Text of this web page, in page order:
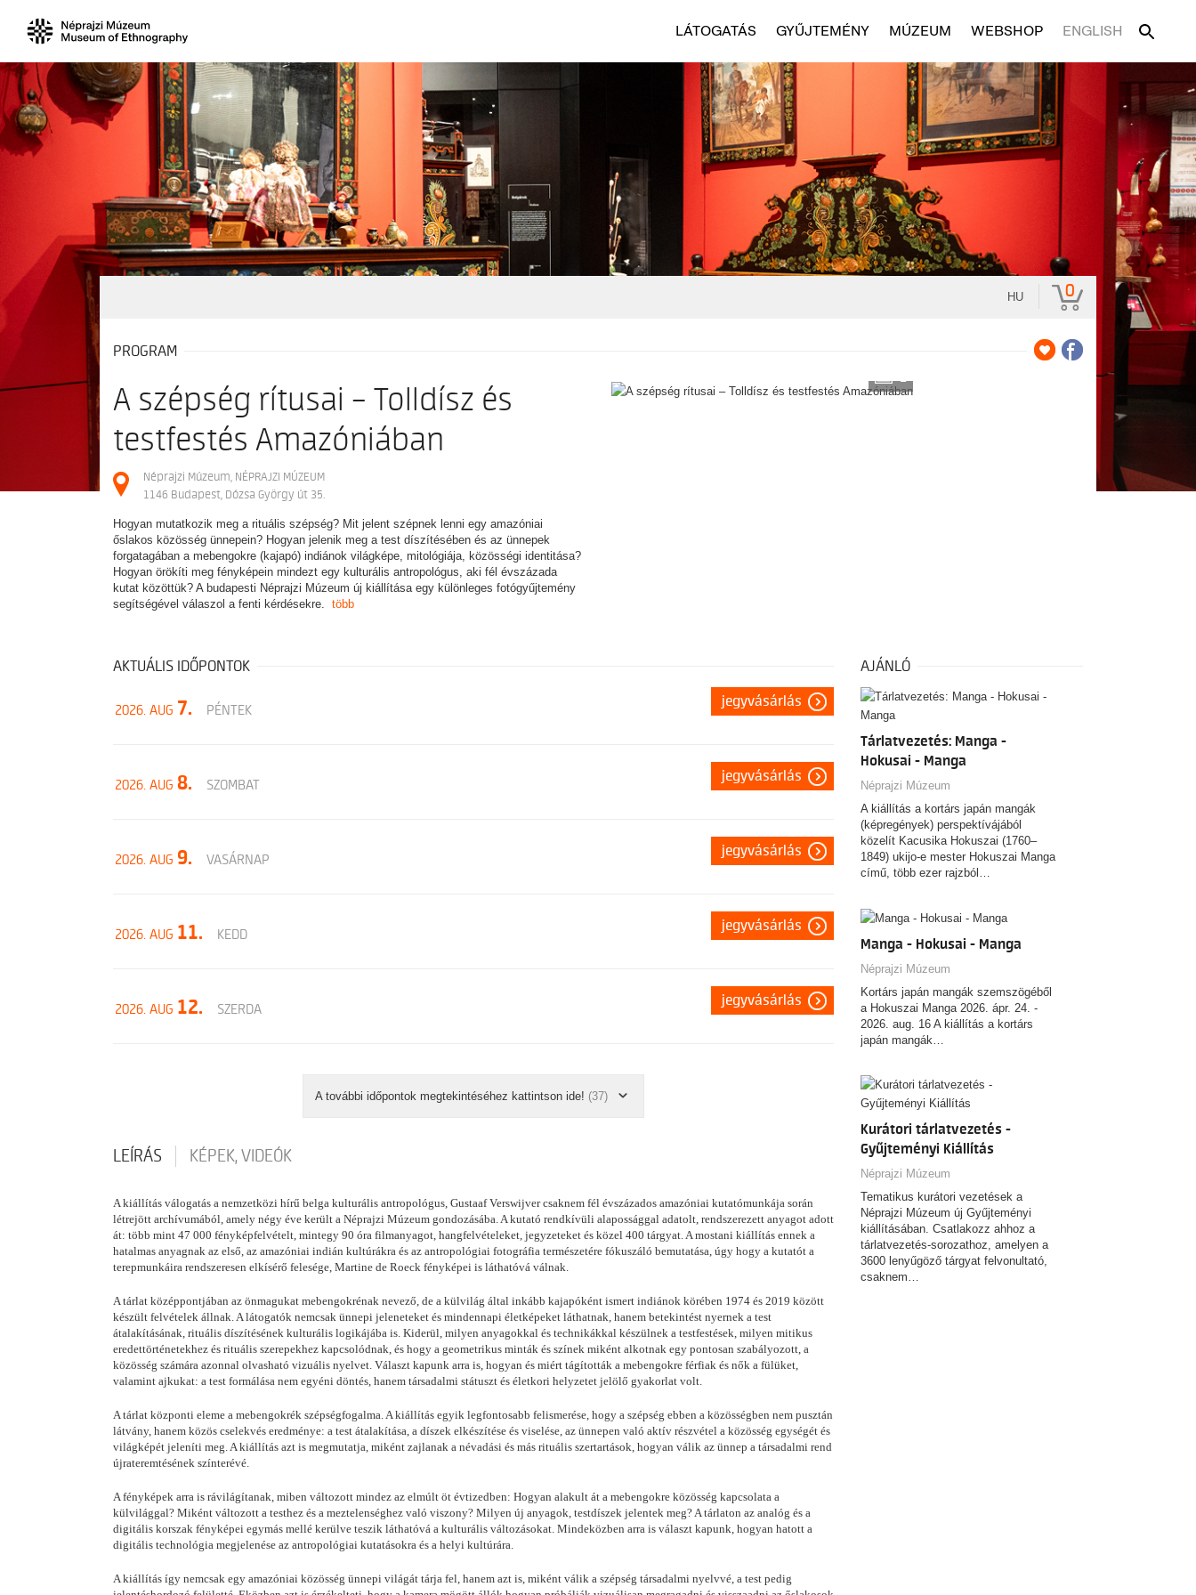
LÁTOGATÁS GYŰJTEMÉNY MÚZEUM WEBSHOP ENGLISH
HU 0
PROGRAM
2
A szépség rítusai – Tolldísz és
testfestés Amazóniában
Néprajzi Múzeum, NÉPRAJZI MÚZEUM
1146 Budapest, Dózsa György út 35.
Hogyan mutatkozik meg a rituális szépség? Mit jelent szépnek lenni egy amazóniai
őslakos közösség ünnepein? Hogyan jelenik meg a test díszítésében és az ünnepek
forgatagában a mebengokre (kajapó) indiánok világképe, mitológiája, közösségi identitása?
Hogyan örökíti meg fényképein mindezt egy kulturális antropológus, aki fél évszázada
kutat közöttük? A budapesti Néprajzi Múzeum új kiállítása egy különleges fotógyűjtemény
segítségével válaszol a fenti kérdésekre. több
AKTUÁLIS IDŐPONTOK
2026. AUG 7. PÉNTEK
jegyvásárlás
2026. AUG 8. SZOMBAT
jegyvásárlás
2026. AUG 9. VASÁRNAP
jegyvásárlás
2026. AUG 11. KEDD
jegyvásárlás
2026. AUG 12. SZERDA
jegyvásárlás
A további időpontok megtekintéséhez kattintson ide! (37)
LEÍRÁS KÉPEK, VIDEÓK
A kiállítás válogatás a nemzetközi hírű belga kulturális antropológus, Gustaaf Verswijver csaknem fél évszázados amazóniai kutatómunkája során
létrejött archívumából, amely négy éve került a Néprajzi Múzeum gondozásába. A kutató rendkívüli alapossággal adatolt, rendszerezett anyagot adott
át: több mint 47 000 fényképfelvételt, mintegy 90 óra filmanyagot, hangfelvételeket, jegyzeteket és közel 400 tárgyat. A mostani kiállítás ennek a
hatalmas anyagnak az első, az amazóniai indián kultúrákra és az antropológiai fotográfia természetére fókuszáló bemutatása, úgy hogy a kutatót a
terepmunkáira rendszeresen elkísérő felesége, Martine de Roeck fényképei is láthatóvá válnak.
A tárlat középpontjában az önmagukat mebengokrénak nevező, de a külvilág által inkább kajapóként ismert indiánok körében 1974 és 2019 között
készült felvételek állnak. A látogatók nemcsak ünnepi jeleneteket és mindennapi életképeket láthatnak, hanem betekintést nyernek a test
átalakításának, rituális díszítésének kulturális logikájába is. Kiderül, milyen anyagokkal és technikákkal készülnek a testfestések, milyen mitikus
eredettörténetekhez és rituális szerepekhez kapcsolódnak, és hogy a geometrikus minták és színek miként alkotnak egy pontosan szabályozott, a
közösség számára azonnal olvasható vizuális nyelvet. Választ kapunk arra is, hogyan és miért tágították a mebengokre férfiak és nők a fülüket,
valamint ajkukat: a test formálása nem egyéni döntés, hanem társadalmi státuszt és életkori helyzetet jelölő gyakorlat volt.
A tárlat központi eleme a mebengokrék szépségfogalma. A kiállítás egyik legfontosabb felismerése, hogy a szépség ebben a közösségben nem pusztán
látvány, hanem közös cselekvés eredménye: a test átalakítása, a díszek elkészítése és viselése, az ünnepen való aktív részvétel a közösség egységét és
világképét jeleníti meg. A kiállítás azt is megmutatja, miként zajlanak a névadási és más rituális szertartások, hogyan válik az ünnep a társadalmi rend
újrateremtésének színterévé.
A fényképek arra is rávilágítanak, miben változott mindez az elmúlt öt évtizedben: Hogyan alakult át a mebengokre közösség kapcsolata a
külvilággal? Miként változott a testhez és a meztelenséghez való viszony? Milyen új anyagok, testdíszek jelentek meg? A tárlaton az analóg és a
digitális korszak fényképei egymás mellé kerülve teszik láthatóvá a kulturális változásokat. Mindeközben arra is választ kapunk, hogyan hatott a
digitális technológia megjelenése az antropológiai kutatásokra és a helyi kultúrára.
A kiállítás így nemcsak egy amazóniai közösség ünnepi világát tárja fel, hanem azt is, miként válik a szépség társadalmi nyelvvé, a test pedig
AJÁNLÓ
Tárlatvezetés: Manga -
Hokusai - Manga
Néprajzi Múzeum
A kiállítás a kortárs japán mangák
(képregények) perspektívájából
közelít Kacusika Hokuszai (1760–
1849) ukijo-e mester Hokuszai Manga
című, több ezer rajzból…
Manga - Hokusai - Manga
Néprajzi Múzeum
Kortárs japán mangák szemszögéből
a Hokuszai Manga 2026. ápr. 24. -
2026. aug. 16 A kiállítás a kortárs
japán mangák…
Kurátori tárlatvezetés -
Gyűjteményi Kiállítás
Néprajzi Múzeum
Tematikus kurátori vezetések a
Néprajzi Múzeum új Gyűjteményi
kiállításában. Csatlakozz ahhoz a
tárlatvezetés-sorozathoz, amelyen a
3600 lenyűgöző tárgyat felvonultató,
csaknem…